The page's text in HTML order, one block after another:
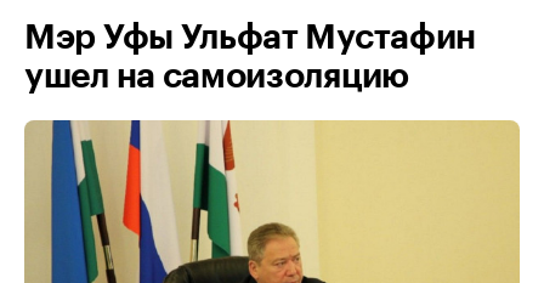
Мэр Уфы Ульфат Мустафин
ушел на самоизоляцию